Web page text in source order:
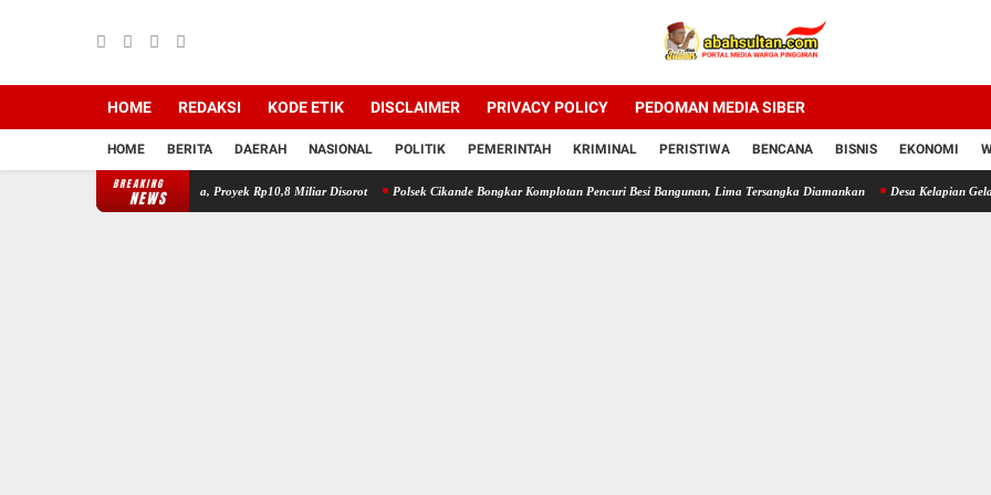
HOME REDAKSI KODE ETIK DISCLAIMER PRIVACY POLICY PEDOMAN MEDIA SIBER
HOME BERITA DAERAH NASIONAL POLITIK PEMERINTAH KRIMINAL PERISTIWA BENCANA BISNIS EKONOMI
BREAKING
NEWS
Sejumlah Pekerja Terluka, Proyek Rp10,8 Miliar Disorot Polsek Cikande Bongkar Komplotan Pencuri Besi Bangunan, Lima Tersangka Diamankan Desa Kelapian Gelar Jumat